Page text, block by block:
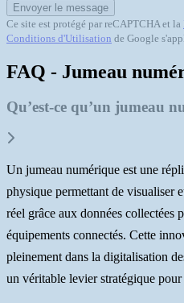
Envoyer le message
Ce site est protégé par reCAPTCHA et la
Conditions d'Utilisation de Google
FAQ - Jumeau
Qu’est-ce qu’un jumeau
Un jumeau numérique est une
physique permettant de visualiser
réel grâce aux données collectées
équipements connectés. Cette
pleinement dans la digitalisation
un véritable levier stratégique